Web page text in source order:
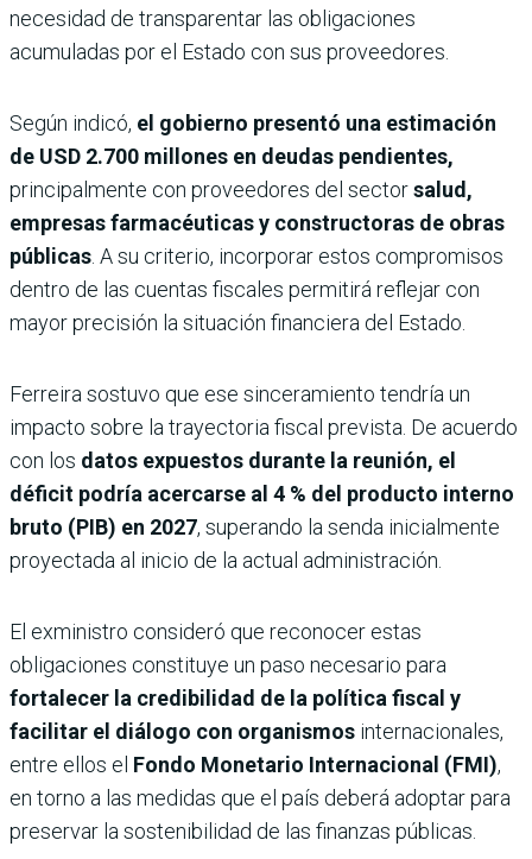
necesidad de transparentar las obligaciones
acumuladas por el Estado con sus proveedores.
Según indicó, el gobierno presentó una estimación
de USD 2.700 millones en deudas pendientes,
principalmente con proveedores del sectorsalud,
empresas farmacéuticas y constructoras de obras
públicas. A su criterio, incorporar estos compromisos
dentro de las cuentas fiscales permitirá reflejar con
mayor precisión la situación financiera del Estado.
Ferreira sostuvo que ese sinceramiento tendría un
impacto sobre la trayectoria fiscal prevista. De acuerdo
con los datos expuestos durante la reunión, el
déficit podría acercarse al 4 % del producto interno
bruto (PIB) en 2027, superando la senda inicialmente
proyectada al inicio de la actual administración.
El exministro consideró que reconocer estas
obligaciones constituye un paso necesario para
fortalecer la credibilidad de la política fiscal y
facilitar el diálogo con organismos internacionales,
entre ellos el Fondo Monetario Internacional (FMI),
en torno a las medidas que el país deberá adoptar para
preservar la sostenibilidad de las finanzas públicas.